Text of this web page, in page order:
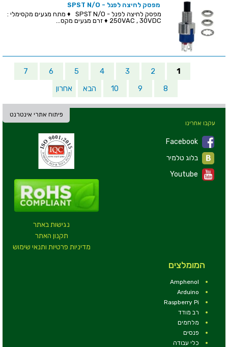
מפסק לחיצה לפנל - SPST N/O
מפסק לחיצה לפנל - SPST N/O ♦ מתח מגעים מקסימלי :
250VAC , 30VDC ♦ זרם מגעים מקס...
1
2
3
4
5
6
7
8
9
10 הבא אחרון
פיתוח אתרי אינטרנט
נגישות באתר
תקנון האתר
מדיניות פרטיות ותנאי שימוש
עקבו אחרינו
Facebook
Youtube
המומלצים
Amphenol
Arduino
Raspberry Pi
רב מודד
מלחמים
פנסים
כלי עבודה